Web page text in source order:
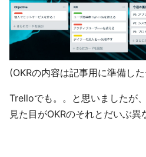
(OKRの内容は記事用に準備し
Trelloでも。。と思いましたが
見た目がOKRのそれとだいぶ異